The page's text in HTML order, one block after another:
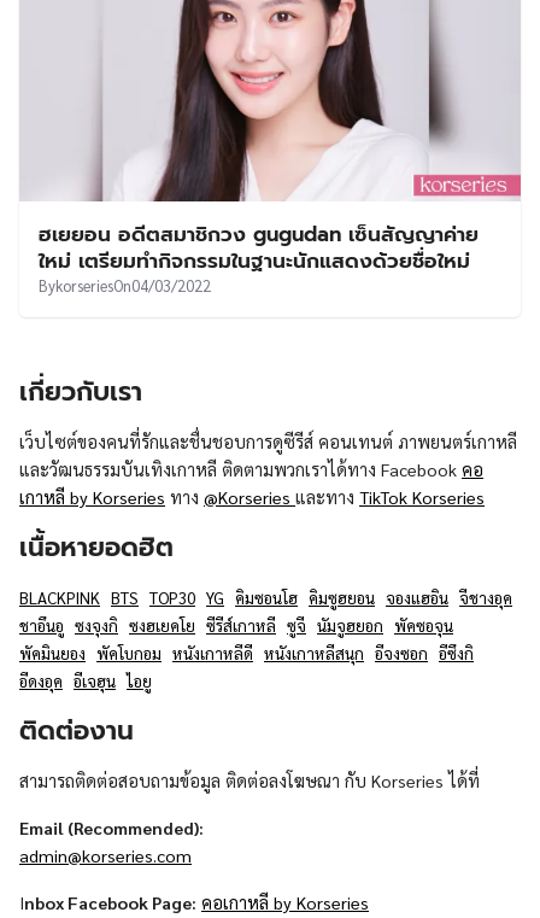
ฮเยยอน อดีตสมาชิกวง gugudan เซ็นสัญญาค่าย
ใหม่ เตรียมทำกิจกรรมในฐานะนักแสดงด้วยชื่อใหม่
BykorseriesOn04/03/2022
เกี่ยวกับเรา
เว็บไซต์ของคนที่รักและชื่นชอบการดูซีรีส์ คอนเทนต์ ภาพยนตร์เกาหลี
และวัฒนธรรมบันเทิงเกาหลี ติดตามพวกเราได้ทาง Facebook คอ
เกาหลี by Korseries ทาง @Korseries และทาง TikTok Korseries
เนื้อหายอดฮิต
BLACKPINK BTS TOP30 YG คิมซอนโฮ คิมซูฮยอน จองแฮอิน จีชางอุค
ชาอึนอู ซงจุงกิ ซงฮเยคโย ซีรีส์เกาหลี ซูจี นัมจูฮยอก พัคซอจุน
พัคมินยอง พัคโบกอม หนังเกาหลีดี หนังเกาหลีสนุก อีจงซอก อีซึงกิ
อีดงอุค อีเจฮุน ไอยู
ติดต่องาน
สามารถติดต่อสอบถามข้อมูล ติดต่อลงโฆษณา กับ Korseries ได้ที่
Email (Recommended):
admin@korseries.com
Inbox Facebook Page: คอเกาหลี by Korseries